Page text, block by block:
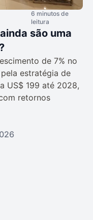
6 minutos de
leitura
são uma
de 7% no
estratégia de
US$ 199 até 2028,
retornos